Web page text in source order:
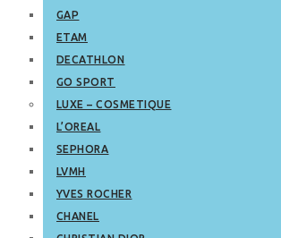
GAP
ETAM
DECATHLON
GO SPORT
LUXE – COSMETIQUE
L’OREAL
SEPHORA
LVMH
YVES ROCHER
CHANEL